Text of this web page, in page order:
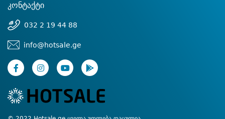
კონტაქტი
032 2 19 44 88
info@hotsale.ge